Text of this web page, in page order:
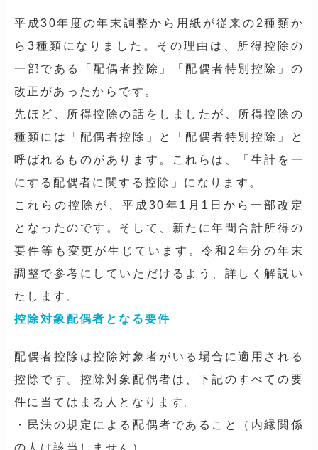
平成30年度の年末調整から用紙が従来の2種類か
ら3種類になりました。その理由は、所得控除の
一部である「配偶者控除」「配偶者特別控除」の
改正があったからです。
先ほど、所得控除の話をしましたが、所得控除の
種類には「配偶者控除」と「配偶者特別控除」と
呼ばれるものがあります。これらは、「生計を一
にする配偶者に関する控除」になります。
これらの控除が、平成30年1月1日から一部改定
となったのです。そして、新たに年間合計所得の
要件等も変更が生じています。令和2年分の年末
調整で参考にしていただけるよう、詳しく解説い
たします。
控除対象配偶者となる要件
配偶者控除は控除対象者がいる場合に適用される
控除です。控除対象配偶者は、下記のすべての要
件に当てはまる人となります。
・民法の規定による配偶者であること（内縁関係
の人は該当しません）